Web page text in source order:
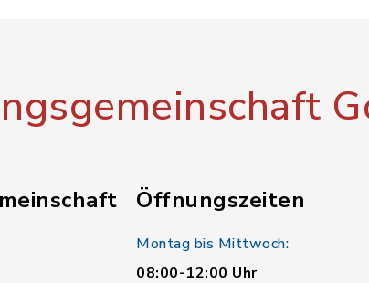
Öffnungszeiten
Montag bis Mittwoch:
08:00-12:00 Uhr